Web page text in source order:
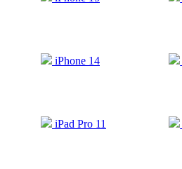
iPhone 14
iPad Pro 11